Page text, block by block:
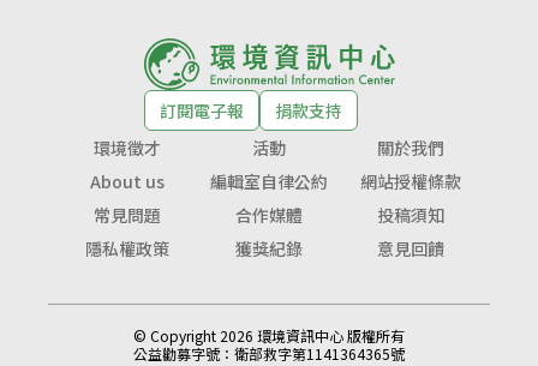
訂閱電子報
捐款支持
環境徵才
活動
關於我們
About us
編輯室自律公約
網站授權條款
常見問題
合作媒體
投稿須知
隱私權政策
獲獎紀錄 意見回饋
© Copyright 2026 環境資訊中心 版權所有
公益勸募字號： 衛部救字第1141364365號